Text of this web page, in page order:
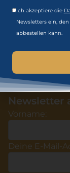
Immobilien
Karriere
Datenschutz
Kontakt
Centroallee
0176
Newsletter
Vorname:
Deine E-Mail-
Ich akzeptiere die
Newsletters ein,
abbestellen kann.